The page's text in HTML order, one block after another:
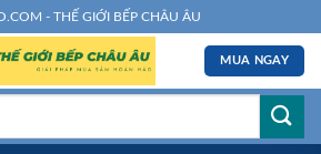
- THẾ GIỚI BẾP CHÂU ÂU
MUA NGAY